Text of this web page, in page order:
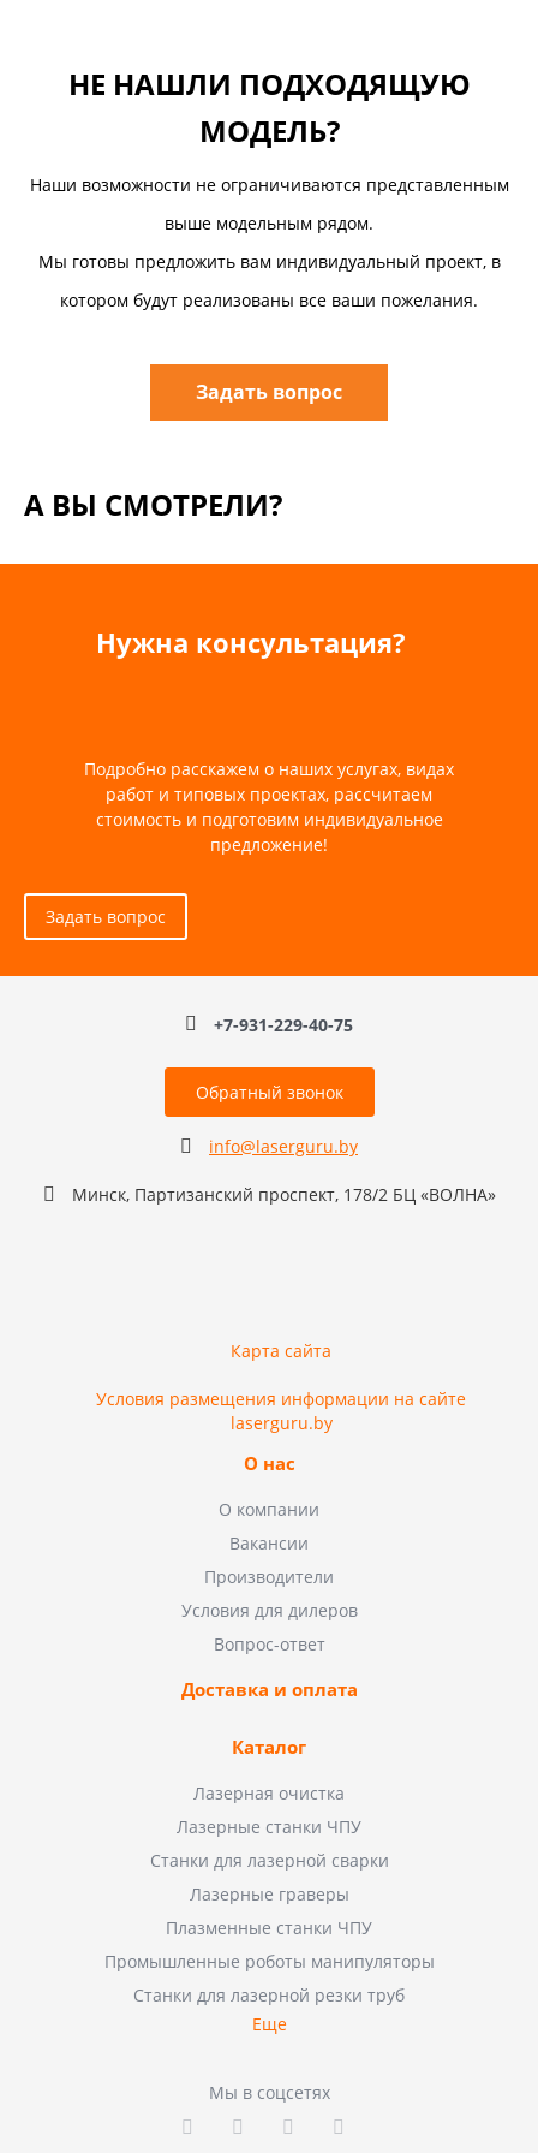
НЕ НАШЛИ ПОДХОДЯЩУЮ
МОДЕЛЬ?
Наши возможности не ограничиваются представленным
выше модельным рядом.
Мы готовы предложить вам индивидуальный проект, в
котором будут реализованы все ваши пожелания.
Задать вопрос
А ВЫ СМОТРЕЛИ?
Нужна консультация?
Подробно расскажем о наших услугах, видах
работ и типовых проектах, рассчитаем
стоимость и подготовим индивидуальное
предложение!
Задать вопрос
+7-931-229-40-75
Обратный звонок
info@laserguru.by
Минск, Партизанский проспект, 178/2 БЦ «ВОЛНА»
Карта сайта
Условия размещения информации на сайте
laserguru.by
О нас
О компании
Вакансии
Производители
Условия для дилеров
Вопрос-ответ
Доставка и оплата
Каталог
Лазерная очистка
Лазерные станки ЧПУ
Станки для лазерной сварки
Лазерные граверы
Плазменные станки ЧПУ
Промышленные роботы манипуляторы
Станки для лазерной резки труб
Еще
Мы в соцсетях